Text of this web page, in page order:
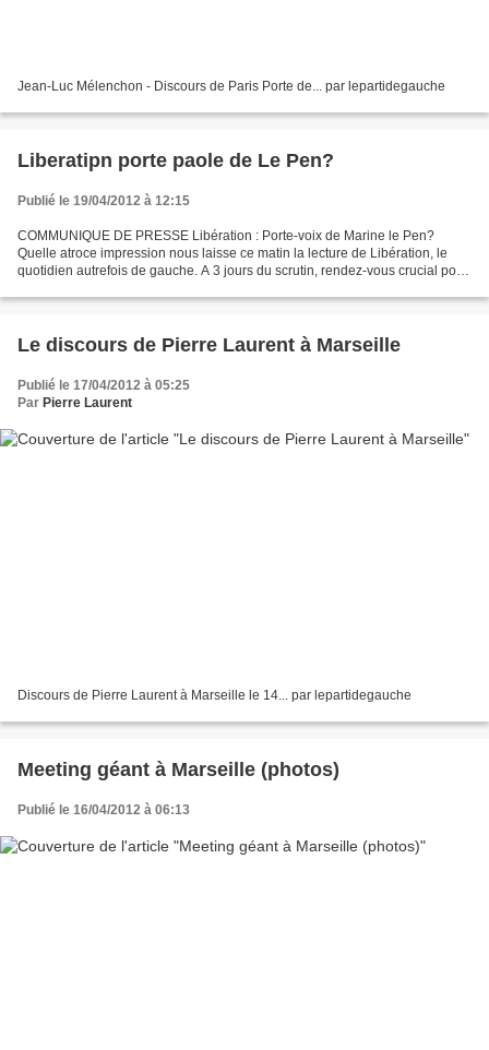
Jean-Luc Mélenchon - Discours de Paris Porte de... par lepartidegauche
Liberatipn porte paole de Le Pen?
Publié le 19/04/2012 à 12:15
COMMUNIQUE DE PRESSE Libération : Porte-voix de Marine le Pen?
Quelle atroce impression nous laisse ce matin la lecture de Libération, le
quotidien autrefois de gauche. A 3 jours du scrutin, rendez-vous crucial pour
Le discours de Pierre Laurent à Marseille
Publié le 17/04/2012 à 05:25
Par Pierre Laurent
Discours de Pierre Laurent à Marseille le 14... par lepartidegauche
Meeting géant à Marseille (photos)
Publié le 16/04/2012 à 06:13